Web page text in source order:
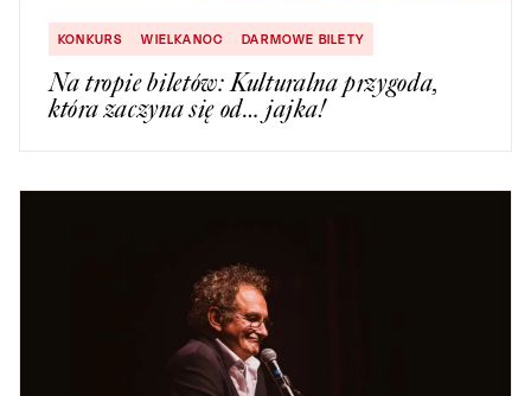
KONKURS WIELKANOC DARMOWE BILETY
Na tropie biletów: Kulturalna przygoda,
która zaczyna się od… jajka!